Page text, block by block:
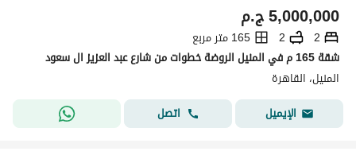
ج.م5,000,000
2
2
165 متر مربع
شقة 165 م في المنيل الروضة خطوات من شارع عبد العزيز ال سعود
المنيل، القاهرة
الإيميل
اتصل